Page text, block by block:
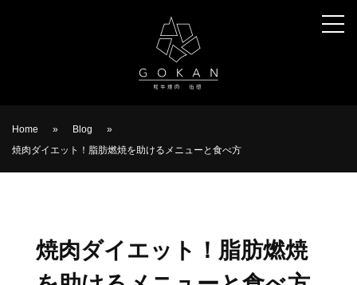
Home » Blog
»
焼肉ダイエット！脂肪燃焼を助けるメニューと食べ方
焼肉ダイエット！脂肪燃焼